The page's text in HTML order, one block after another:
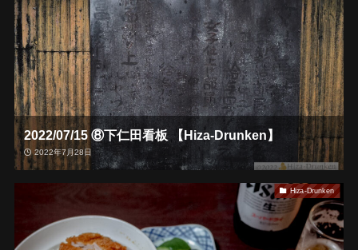
2022/07/15 ⑧下仁田看板 【Hiza-Drunken】
2022年7月28日
Hiza-Drunken